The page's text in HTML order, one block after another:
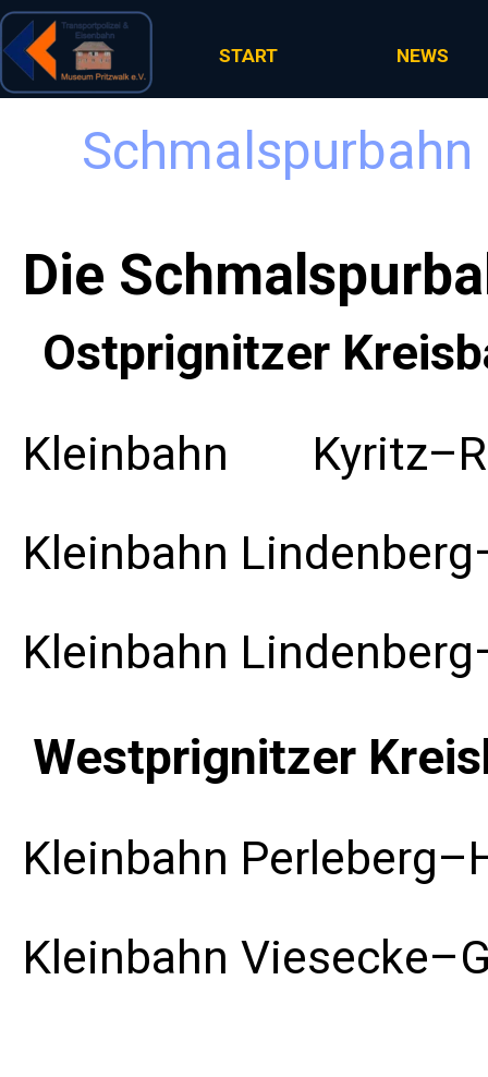
Direkt zum Seiteninhalt
START NEWS
Die
Ostprignitzer
Kleinbahn
Kleinbahn
Kleinbahn
Westprignitzer
Kleinbahn
Kleinbahn Viesecke–